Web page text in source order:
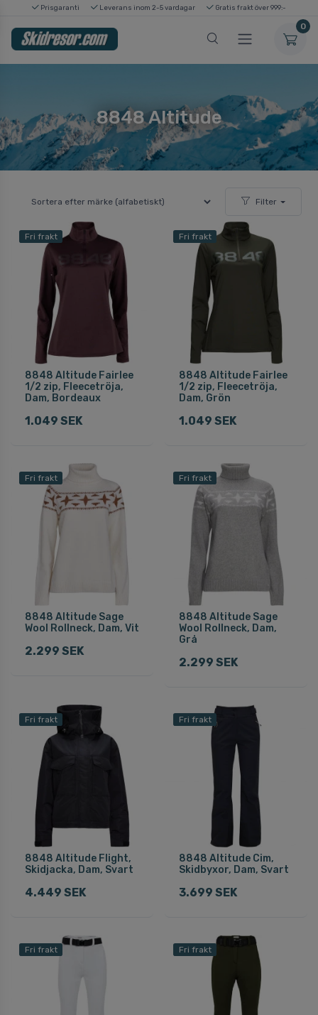
Prisgaranti Leverans inom 2-5 vardagar Gratis frakt över 999:-
0
8848 Altitude
Filter
Fri frakt
8848 Altitude Fairlee
1/2 zip, Fleecetröja,
Dam, Bordeaux
1.049 SEK
Fri frakt
8848 Altitude Fairlee
1/2 zip, Fleecetröja,
Dam, Grön
1.049 SEK
Fri frakt
8848 Altitude Sage
Wool Rollneck, Dam, Vit
2.299 SEK
Fri frakt
8848 Altitude Sage
Wool Rollneck, Dam,
Grå
2.299 SEK
Fri frakt
8848 Altitude Flight,
Skidjacka, Dam, Svart
4.449 SEK
Fri frakt
8848 Altitude Cim,
Skidbyxor, Dam, Svart
3.699 SEK
Fri frakt Fri frakt